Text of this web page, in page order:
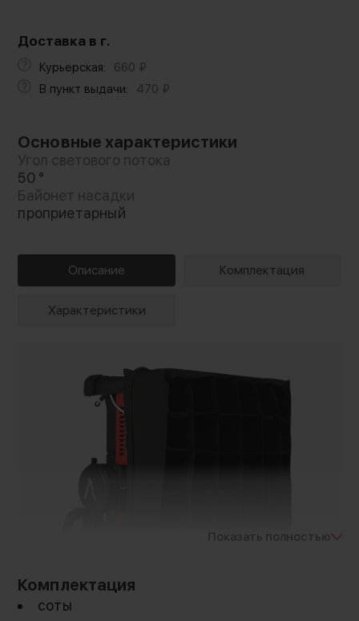
Доставка в г.
Курьерская: 660 ₽
В пункт выдачи:
470 ₽
Основные характеристики
Угол светового потока
50 °
Байонет насадки
проприетарный
Описание Комплектация
Характеристики
Показать полностью
Комплектация
соты